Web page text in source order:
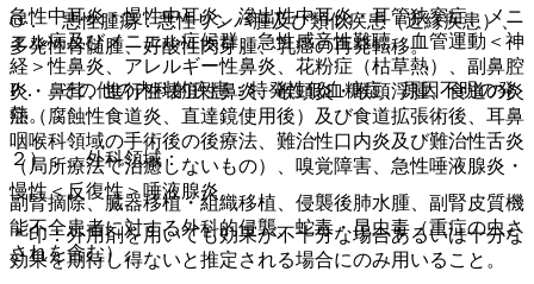
急性中耳炎・慢性中耳炎、滲出性中耳炎・耳管狭窄症、メニ
エル病及びメニエル症候群、急性感音性難聴、血管運動＜神
経＞性鼻炎、アレルギー性鼻炎、花粉症（枯草熱）、副鼻腔
炎・鼻茸、進行性壊疽性鼻炎、喉頭炎・喉頭浮腫、食道の炎
症（腐蝕性食道炎、直達鏡使用後）及び食道拡張術後、耳鼻
咽喉科領域の手術後の後療法、難治性口内炎及び難治性舌炎
（局所療法で治癒しないもの）、嗅覚障害、急性唾液腺炎・
慢性＜反復性＞唾液腺炎。
＊印：外用剤を用いても効果が不十分な場合あるいは十分な
効果を期待し得ないと推定される場合にのみ用いること。
O． 悪性腫瘍：悪性リンパ腫及び類似疾患（近縁疾患）、
多発性骨髄腫、好酸性肉芽腫、乳癌の再発転移。
P． その他の内科的疾患：特発性低血糖症、原因不明の発
熱。
２）． 外科領域：
副腎摘除、臓器移植・組織移植、侵襲後肺水腫、副腎皮質機
能不全患者に対する外科的侵襲、蛇毒・昆虫毒（重症の虫さ
されを含む）。